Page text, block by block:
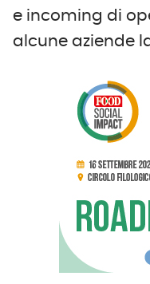
e incoming di
alcune aziende